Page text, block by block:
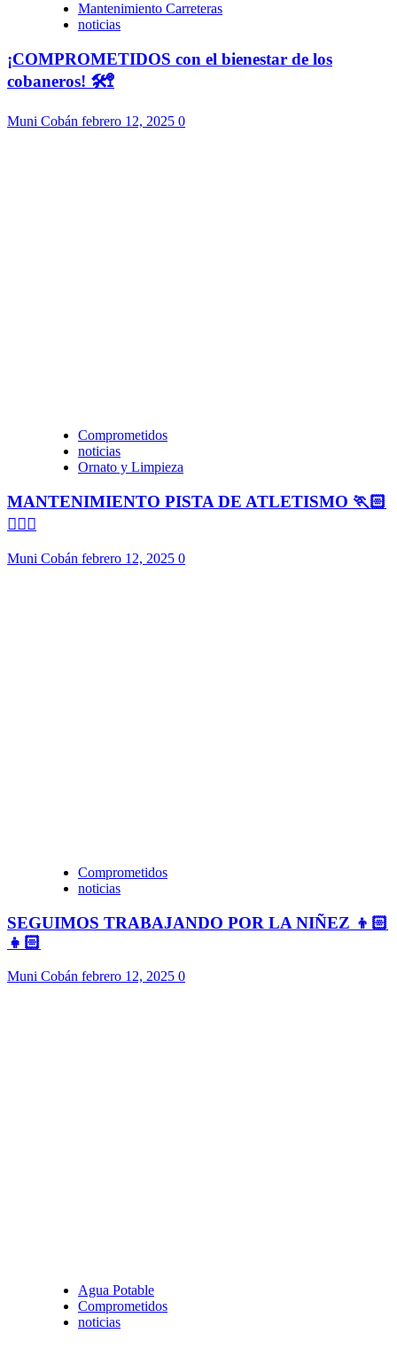
Mantenimiento Carreteras
noticias
¡COMPROMETIDOS con el bienestar de los
cobaneros! 🛠️🚏
Muni Cobán febrero 12, 2025 0
Comprometidos
noticias
Ornato y Limpieza
MANTENIMIENTO PISTA DE ATLETISMO 🏃🏻
🏃🏻‍♀️
Muni Cobán febrero 12, 2025 0
Comprometidos
noticias
SEGUIMOS TRABAJANDO POR LA NIÑEZ 👦🏻
👧🏻
Muni Cobán febrero 12, 2025 0
Agua Potable
Comprometidos
noticias